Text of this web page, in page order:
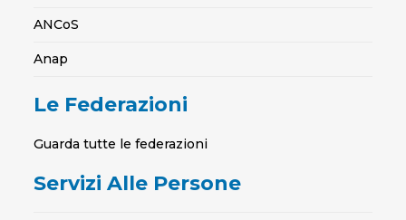
ANCoS
Anap
Le Federazioni
Guarda tutte le federazioni
Servizi Alle Persone